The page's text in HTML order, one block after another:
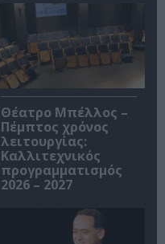
Θέατρο Μπέλλος –
Πέμπτος χρόνος
λειτουργίας:
Καλλιτεχνικός
προγραμματισμός
2026 – 2027